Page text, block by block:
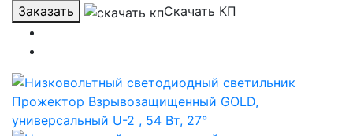
Заказать Скачать КП